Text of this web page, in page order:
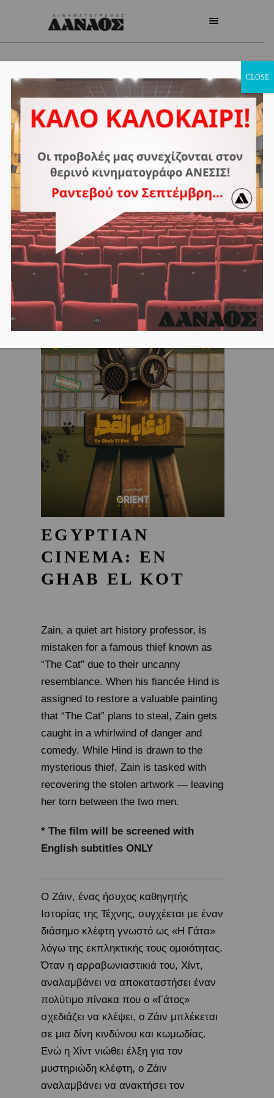
EGYPTIAN
CINEMA: EN
GHAB EL KOT
Zain, a quiet art history professor, is
mistaken for a famous thief known as
“The Cat” due to their uncanny
resemblance. When his fiancée Hind is
assigned to restore a valuable painting
that “The Cat” plans to steal, Zain gets
caught in a whirlwind of danger and
comedy. While Hind is drawn to the
mysterious thief, Zain is tasked with
recovering the stolen artwork — leaving
her torn between the two men.
* The film will be screened with
English subtitles ONLY
Ο Ζάιν, ένας ήσυχος καθηγητής
Ιστορίας της Τέχνης, συγχέεται με έναν
διάσημο κλέφτη γνωστό ως «Η Γάτα»
λόγω της εκπληκτικής τους ομοιότητας.
Όταν η αρραβωνιαστικιά του, Χίντ,
αναλαμβάνει να αποκαταστήσει έναν
πολύτιμο πίνακα που ο «Γάτος»
σχεδιάζει να κλέψει, ο Ζάιν μπλέκεται
σε μια δίνη κινδύνου και κωμωδίας.
Ενώ η Χίντ νιώθει έλξη για τον
μυστηριώδη κλέφτη, ο Ζάιν
αναλαμβάνει να ανακτήσει τον
CLOSE